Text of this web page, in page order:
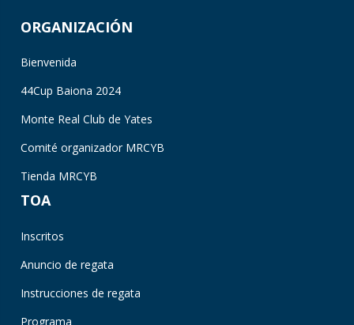
ORGANIZACIÓN
Bienvenida
44Cup Baiona 2024
Monte Real Club de Yates
Comité organizador MRCYB
Tienda MRCYB
TOA
Inscritos
Anuncio de regata
Instrucciones de regata
Programa